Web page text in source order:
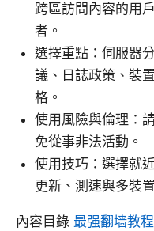
跨區訪問內容的用
者。
選擇重點：伺服器
議、日誌政策、裝
格。
使用風險與倫理：
免從事非法活動。
使用技巧：選擇就
更新、測速與多裝
內容目錄 最强翻墙教